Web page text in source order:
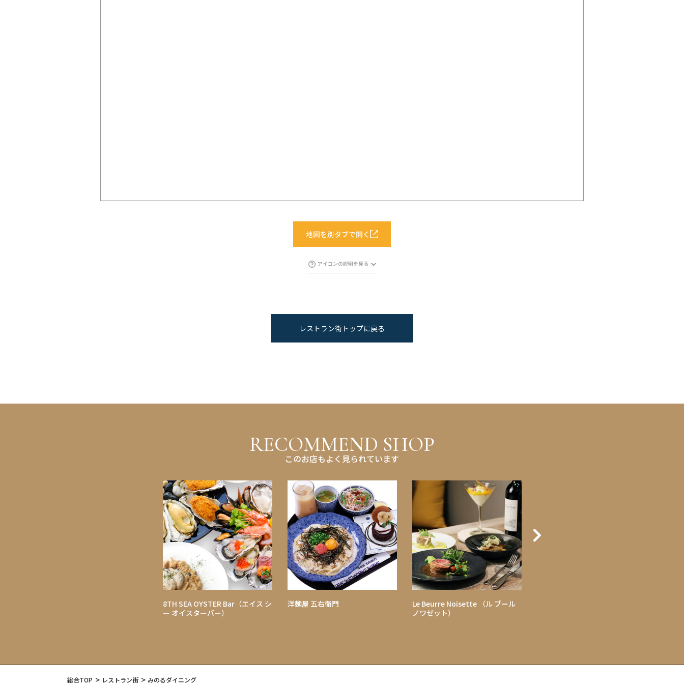
地図を別タブで開く
アイコンの説明を見る
レストラン街トップに戻る
RECOMMEND SHOP
このお店もよく見られています
8TH SEA OYSTER Bar（エイス シ
ー オイスターバー）
洋麺屋 五右衛門
Le Beurre Noisette （ル ブール
ノワゼット）
総合TOP レストラン街 みのるダイニング